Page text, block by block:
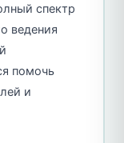
спектр
ведения
помочь
и